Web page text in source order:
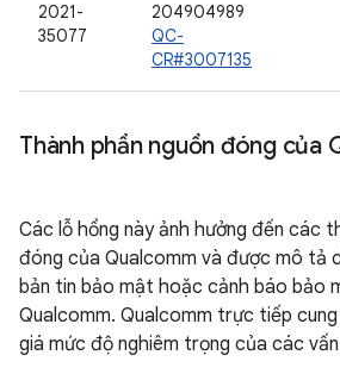
2021-
35077
204904989
QC-
CR#3007135
Thành phần nguồn đóng của
Các lỗ hổng này ảnh hưởng đến các
đóng của Qualcomm và được mô tả
bản tin bảo mật hoặc cảnh báo bảo
Qualcomm. Qualcomm trực tiếp
giá mức độ nghiêm trọng của các